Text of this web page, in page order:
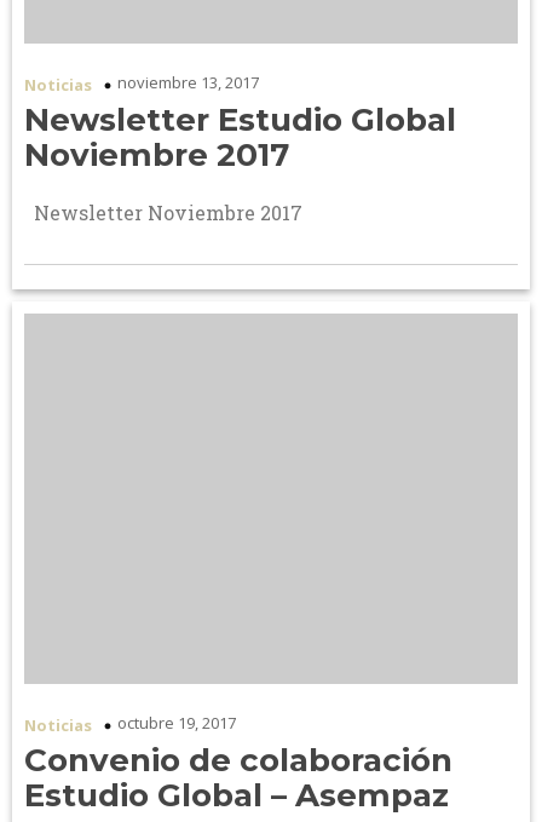
Noticias noviembre 13, 2017
Newsletter Estudio Global
Noviembre 2017
Newsletter Noviembre 2017
Noticias octubre 19, 2017
Convenio de colaboración
Estudio Global – Asempaz